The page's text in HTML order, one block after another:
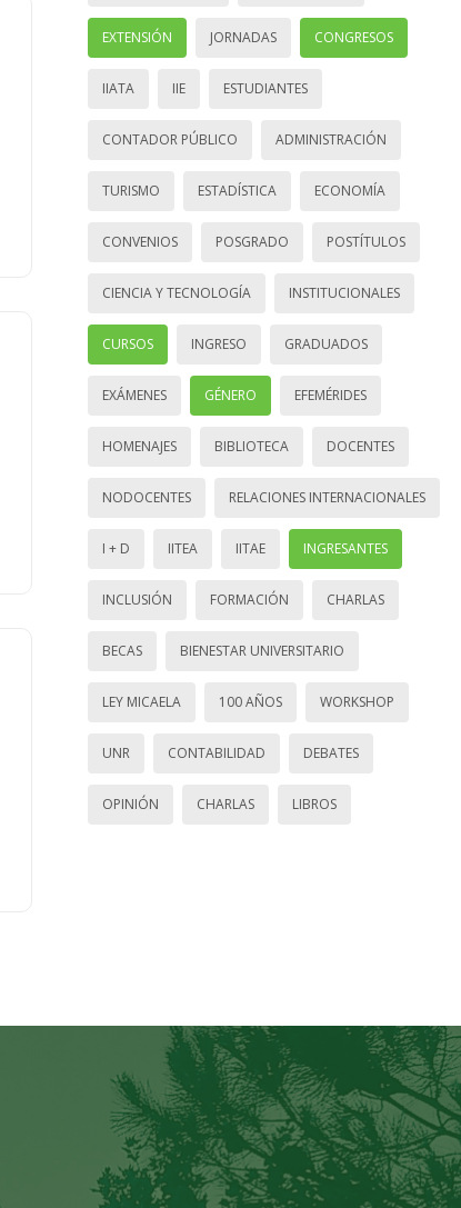
EXTENSIÓN JORNADAS CONGRESOS
IIATA IIE ESTUDIANTES
CONTADOR PÚBLICO ADMINISTRACIÓN
TURISMO ESTADÍSTICA ECONOMÍA
CONVENIOS POSGRADO POSTÍTULOS
CIENCIA Y TECNOLOGÍA INSTITUCIONALES
CURSOS INGRESO GRADUADOS
EXÁMENES GÉNERO EFEMÉRIDES
HOMENAJES BIBLIOTECA DOCENTES
NODOCENTES RELACIONES INTERNACIONALES
I + D IITEA IITAE INGRESANTES
INCLUSIÓN FORMACIÓN CHARLAS
BECAS BIENESTAR UNIVERSITARIO
LEY MICAELA 100 AÑOS WORKSHOP
UNR CONTABILIDAD DEBATES
OPINIÓN CHARLAS LIBROS